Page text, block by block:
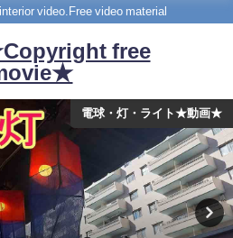
video.Free video material
free
電球・灯・ライト★動画★